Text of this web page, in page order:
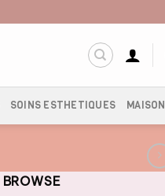
SOINS ESTHETIQUES MAISON
BROWSE